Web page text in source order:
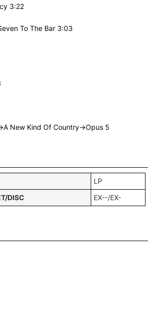
3:22
To The Bar 3:03
New Kind Of Country→Opus 5
LP
DISC
EX--/EX-